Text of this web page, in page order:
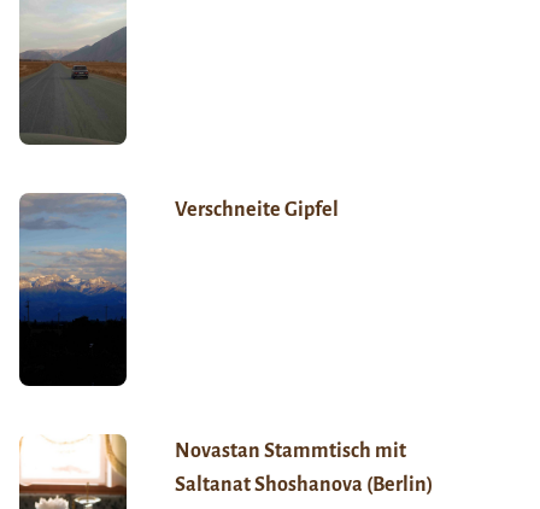
Verschneite Gipfel
Novastan Stammtisch mit
Saltanat Shoshanova (Berlin)